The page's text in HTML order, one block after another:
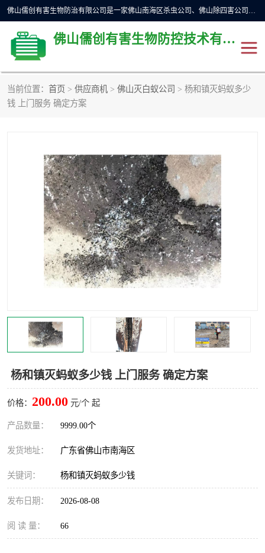
佛山儒创有害生物防治有限公司是一家佛山南海区杀虫公司、佛山除四害公司、佛山灭白蚁公司、佛山白蚁防治公司，让您远离虫害困扰。要问佛山白蚁防治哪家好？佛山儒创有害生物防治有限公司全佛山、广州，正规公司，上门勘查，可靠，售后有保障。
佛山儒创有害生物防控技术有限公司
当前位置： 首页 > 供应商机 > 佛山灭白蚁公司 > 杨和镇灭蚂蚁多少
钱 上门服务 确定方案
杨和镇灭蚂蚁多少钱 上门服务 确定方案
价格： 200.00 元/个 起
产品数量： 9999.00个
发货地址： 广东省佛山市南海区
关键词： 杨和镇灭蚂蚁多少钱
发布日期： 2026-08-08
阅 读 量： 66
除四害公司
佛山灭白蚁公司 佛山杀虫公司
佛山除四害公司 灭鼠
灭蜱虫 消杀
灭苍蝇 灭跳蚤
灭蚊虫 灭蟑螂
害虫防治